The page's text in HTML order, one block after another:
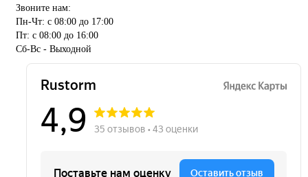
Звоните нам:
Пн-Чт: с 08:00 до 17:00
Пт: с 08:00 до 16:00
Сб-Вс - Выходной